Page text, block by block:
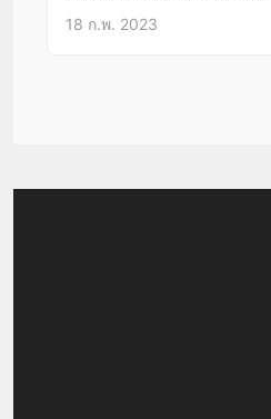
คนขี้แพ้มั้ย?
18 ก.พ. 2023